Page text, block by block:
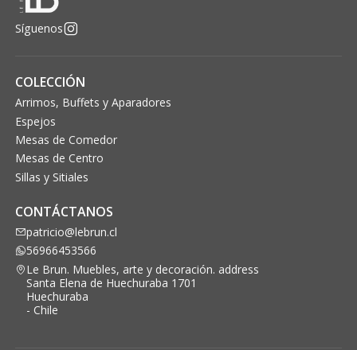
Síguenos
COLECCIÓN
Arrimos, Buffets y Aparadores
Espejos
Mesas de Comedor
Mesas de Centro
Sillas y Sitiales
CONTÁCTANOS
patricio@lebrun.cl
56966453566
Le Brun. Muebles, arte y decoración. address
Santa Elena de Huechuraba 1701
Huechuraba
- Chile